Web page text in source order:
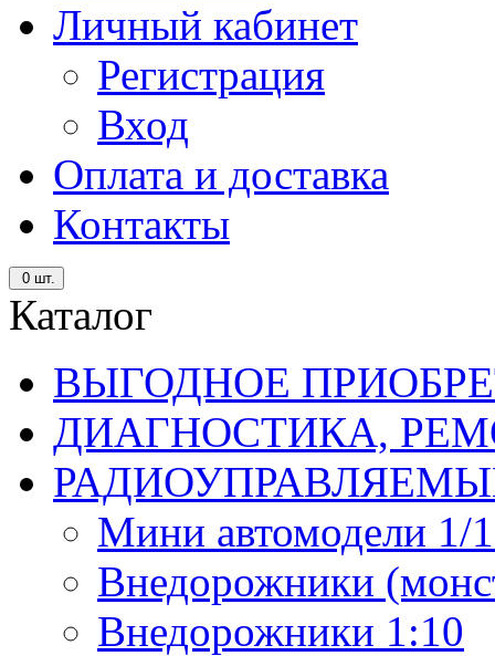
Личный кабинет
Регистрация
Вход
Оплата и доставка
Контакты
0 шт.
Каталог
ВЫГОДНОЕ
ДИАГНОСТИКА,
Мини автомодели 1/
Внедорожники
Внедорожники 1:10